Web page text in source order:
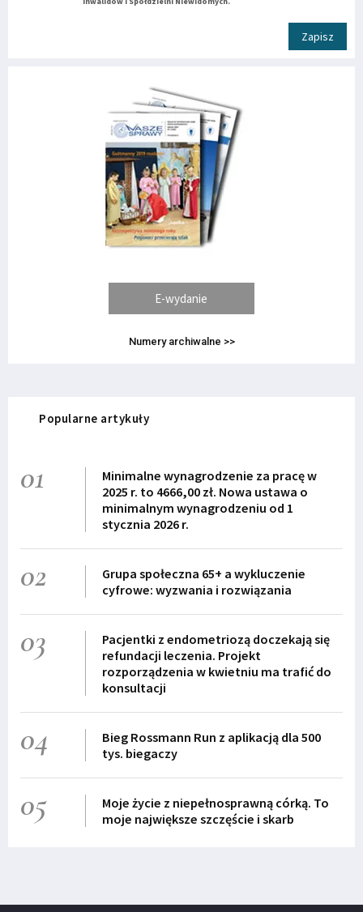
Zapisz
E-wydanie
Numery archiwalne >>
Popularne artykuły
01
Minimalne wynagrodzenie za pracę w
2025 r. to 4666,00 zł. Nowa ustawa o
minimalnym wynagrodzeniu od 1
stycznia 2026 r.
02
Grupa społeczna 65+ a wykluczenie
cyfrowe: wyzwania i rozwiązania
03
Pacjentki z endometriozą doczekają się
refundacji leczenia. Projekt
rozporządzenia w kwietniu ma trafić do
konsultacji
04
Bieg Rossmann Run z aplikacją dla 500
tys. biegaczy
05
Moje życie z niepełnosprawną córką. To
moje największe szczęście i skarb